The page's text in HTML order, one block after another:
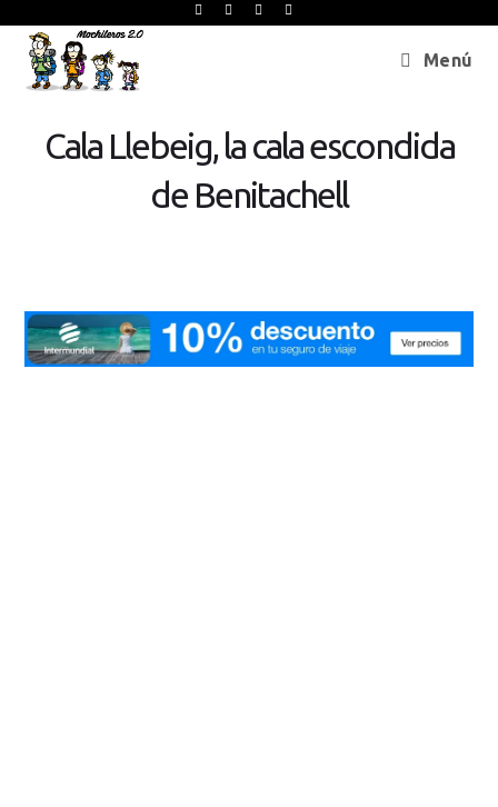
Menú
Cala Llebeig, la cala escondida
de Benitachell